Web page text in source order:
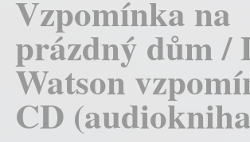
Vzpomínka na
prázdný dům /
Watson
CD